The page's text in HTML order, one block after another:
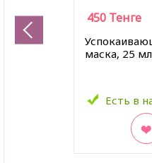
маска, 25 мл
Есть в
450 Тенге